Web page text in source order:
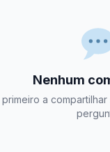
Nenhum
a